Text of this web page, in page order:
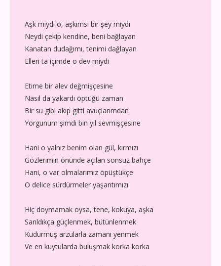
Aşk mıydı o, aşkımsı bir şey miydi
Neydi çekip kendine, beni bağlayan
Kanatan dudağımı, tenimi dağlayan
Elleri ta içimde o dev miydi
Etime bir alev değmişçesine
Nasıl da yakardı öptüğü zaman
Bir su gibi akıp gitti avuçlarımdan
Yorgunum şimdi bin yıl sevmişçesine
Hani o yalnız benim olan gül, kırmızı
Gözlerimin önünde açılan sonsuz bahçe
Hani, o var olmalarımız öpüştükçe
O delice sürdürmeler yaşantımızı
Hiç doymamak oysa, tene, kokuya, aşka
Sarıldıkça güçlenmek, bütünlenmek
Kudurmuş arzularla zamanı yenmek
Ve en kuytularda buluşmak korka korka